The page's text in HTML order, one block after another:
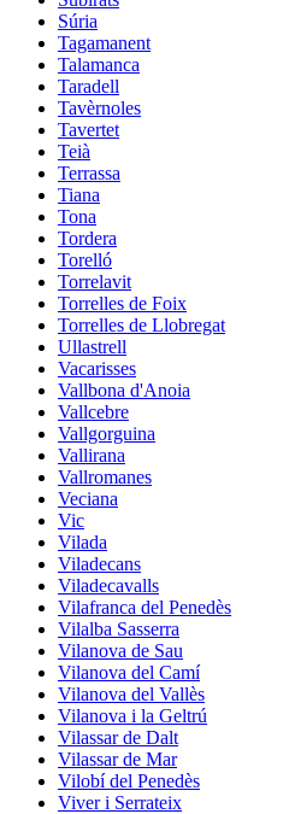
Súria
Tagamanent
Talamanca
Taradell
Tavèrnoles
Tavertet
Teià
Terrassa
Tiana
Tona
Tordera
Torelló
Torrelavit
Torrelles de Foix
Torrelles de Llobregat
Ullastrell
Vacarisses
Vallbona d'Anoia
Vallcebre
Vallgorguina
Vallirana
Vallromanes
Veciana
Vic
Vilada
Viladecans
Viladecavalls
Vilafranca del Penedès
Vilalba Sasserra
Vilanova de Sau
Vilanova del Camí
Vilanova del Vallès
Vilanova i la Geltrú
Vilassar de Dalt
Vilassar de Mar
Vilobí del Penedès
Viver i Serrateix